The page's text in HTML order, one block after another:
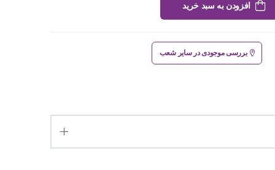
افزودن به سبد خرید
بررسی موجودی در سایر شعب